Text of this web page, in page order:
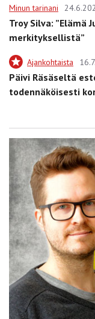
Minun tarinani
Troy Silva: ”Elämä
merkityksellistä”
Ajankohtaista
Päivi Räsäseltä
todennäköisesti